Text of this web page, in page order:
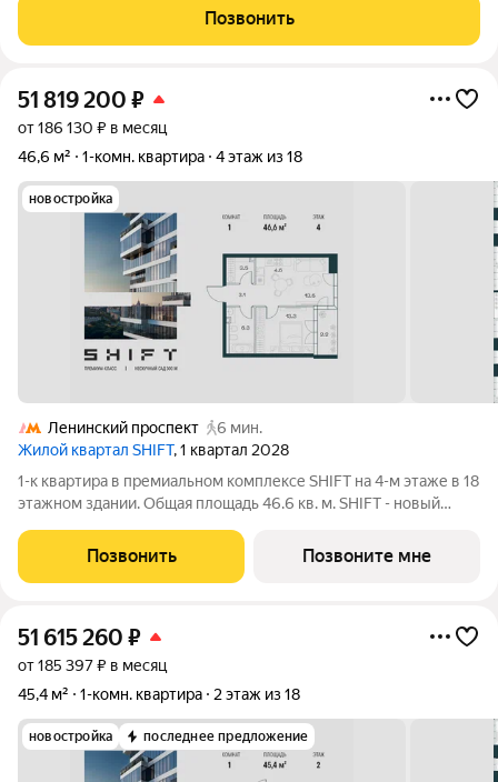
8 бизнес центров, 7 фитнес клубов, 6 торгово-
развлекательных центров. ROTTERDAM
Позвонить
51 819 200 ₽
от 186 130 ₽ в месяц
46,6 м²
1-комн. квартира 4 этаж из 18
новостройка
Ленинский проспект
6 мин.
Жилой квартал SHIFT, 1 квартал 2028
1-к квартира в премиальном комплексе SHIFT на 4-м этаже в 18
этажном здании. Общая площадь 46.6 кв. м. SHIFT - новый
районе, в 300 м от Нескучного сада. Главная особенность
проекта - 5 башен, в
Позвонить Позвоните мне
51 615 260 ₽
от 185 397 ₽ в месяц
45,4 м²
1-комн. квартира 2 этаж из 18
новостройка последнее предложение